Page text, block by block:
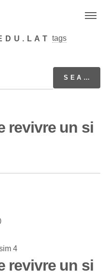
tags
revivre un si
revivre un si